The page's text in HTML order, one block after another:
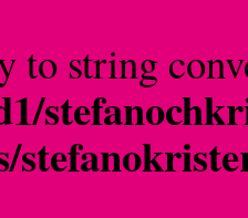
to string